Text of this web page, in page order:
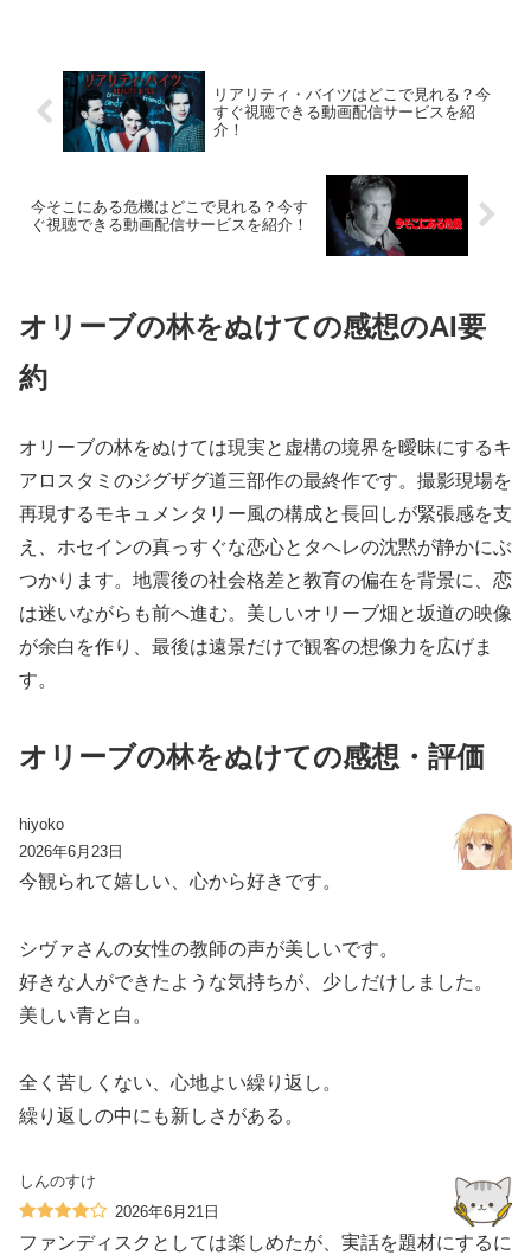
リアリティ・バイツはどこで見れる？今
すぐ視聴できる動画配信サービスを紹
介！
今そこにある危機はどこで見れる？今す
ぐ視聴できる動画配信サービスを紹介！
オリーブの林をぬけての感想のAI要
約
オリーブの林をぬけては現実と虚構の境界を曖昧にするキ
アロスタミのジグザグ道三部作の最終作です。撮影現場を
再現するモキュメンタリー風の構成と長回しが緊張感を支
え、ホセインの真っすぐな恋心とタヘレの沈黙が静かにぶ
つかります。地震後の社会格差と教育の偏在を背景に、恋
は迷いながらも前へ進む。美しいオリーブ畑と坂道の映像
が余白を作り、最後は遠景だけで観客の想像力を広げま
す。
オリーブの林をぬけての感想・評価
hiyoko
2026年6月23日
今観られて嬉しい、心から好きです。
シヴァさんの女性の教師の声が美しいです。
好きな人ができたような気持ちが、少しだけしました。
美しい青と白。
全く苦しくない、心地よい繰り返し。
繰り返しの中にも新しさがある。
しんのすけ
2026年6月21日
ファンディスクとしては楽しめたが、実話を題材にするに